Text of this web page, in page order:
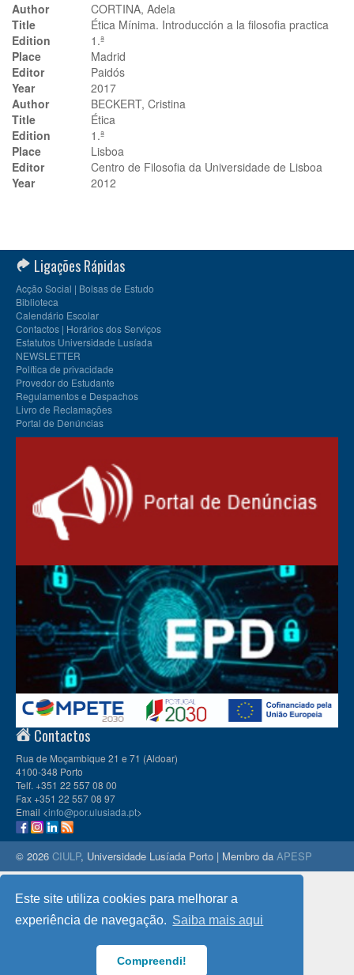
Este site utiliza cookies para melhorar a
experiência de navegação. Saiba mais aqui
Compreendi!
Author
CORTINA, Adela
Title
Ética Mínima. Introducción a la filosofia practica
Edition
1.ª
Place
Madrid
Editor
Paidós
Year
2017
Author
BECKERT, Cristina
Title
Ética
Edition
1.ª
Place
Lisboa
Editor
Centro de Filosofia da Universidade de Lisboa
Year
2012
Ligações Rápidas
Acção Social | Bolsas de Estudo
Biblioteca
Calendário Escolar
Contactos | Horários dos Serviços
Estatutos Universidade Lusíada
NEWSLETTER
Política de privacidade
Provedor do Estudante
Regulamentos e Despachos
Livro de Reclamações
Portal de Denúncias
Contactos
Rua de Moçambique 21 e 71 (Aldoar)
4100-348 Porto
Telf. +351 22 557 08 00
Fax +351 22 557 08 97
Email <info@por.ulusiada.pt>
© 2026 CIULP, Universidade Lusíada Porto | Membro da APESP